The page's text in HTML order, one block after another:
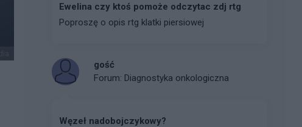
Ewelina czy ktoś pomoże odczytac zdj rtg
Poproszę o opis rtg klatki piersiowej
gość
Forum: Diagnostyka onkologiczna
Węzeł nadobojczykowy?